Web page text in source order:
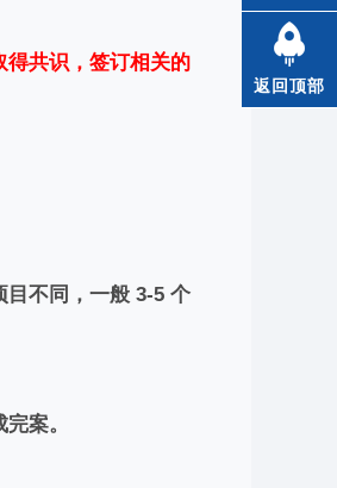
得共识，签订相关的
目不同，一般 3-5 个
案。
返回顶部